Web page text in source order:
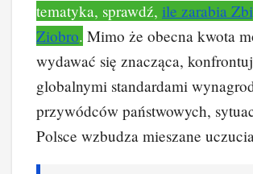
tematyka, sprawdź, ile zarabia
Ziobro. Mimo że obecna kwota
wydawać się znacząca,
globalnymi standardami
przywódców państwowych,
Polsce wzbudza mieszane